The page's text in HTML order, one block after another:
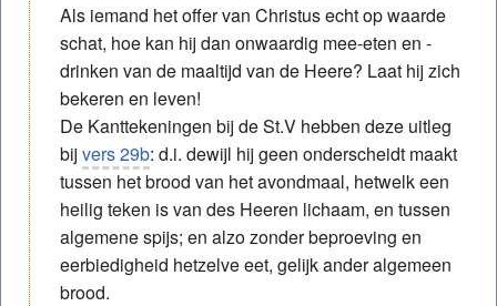
Als iemand het offer van Christus echt op waarde
schat, hoe kan hij dan onwaardig mee-eten en -
drinken van de maaltijd van de Heere? Laat hij zich
bekeren en leven!
De Kanttekeningen bij de St.V hebben deze uitleg
bijvers 29b: d.i. dewijl hij geen onderscheidt maakt
tussen het brood van het avondmaal, hetwelk een
heilig teken is van des Heeren lichaam, en tussen
algemene spijs; en alzo zonder beproeving en
eerbiedigheid hetzelve eet, gelijk ander algemeen
brood.